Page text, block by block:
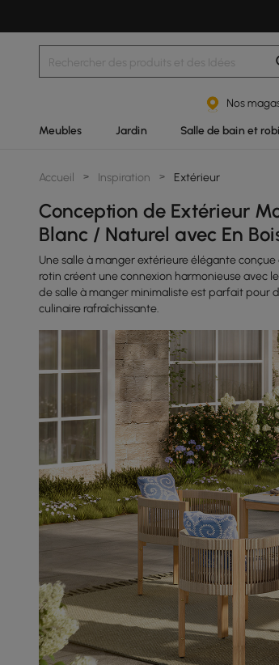
Nos
Meubles Jardin Salle de bain et
Accueil > Inspiration > Extérieur
Conception de Extérieur
Blanc / Naturel avec En
Une salle à manger extérieure élégante
rotin créent une connexion harmonieuse avec
de salle à manger minimaliste est parfait pour
culinaire rafraîchissante.